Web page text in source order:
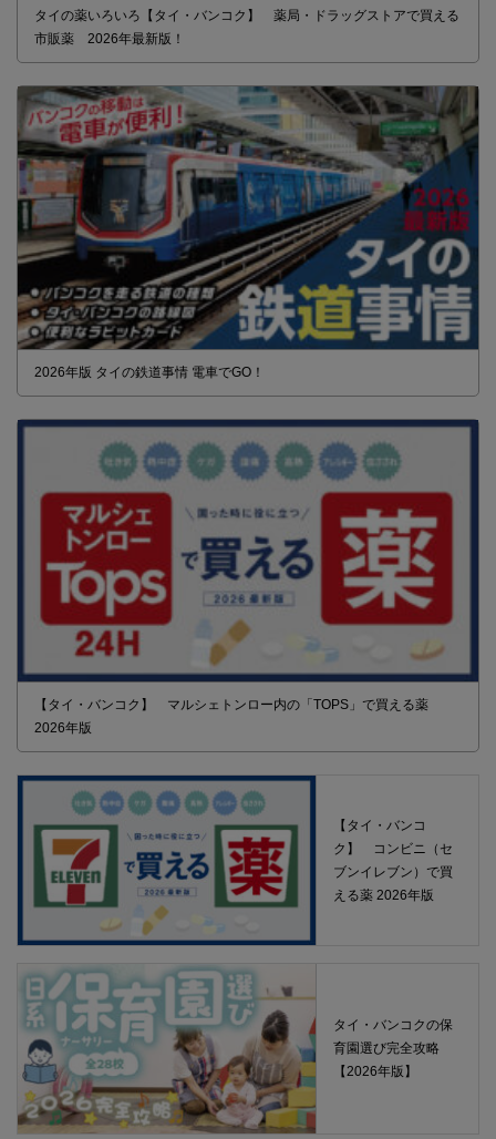
タイの薬いろいろ【タイ・バンコク】 薬局・ドラッグストアで買える
市販薬 2026年最新版！
2026年版 タイの鉄道事情 電車でGO！
【タイ・バンコク】 マルシェトンロー内の「TOPS」で買える薬
2026年版
【タイ・バンコ
ク】 コンビニ（セ
ブンイレブン）で買
える薬 2026年版
タイ・バンコクの保
育園選び完全攻略
【2026年版】